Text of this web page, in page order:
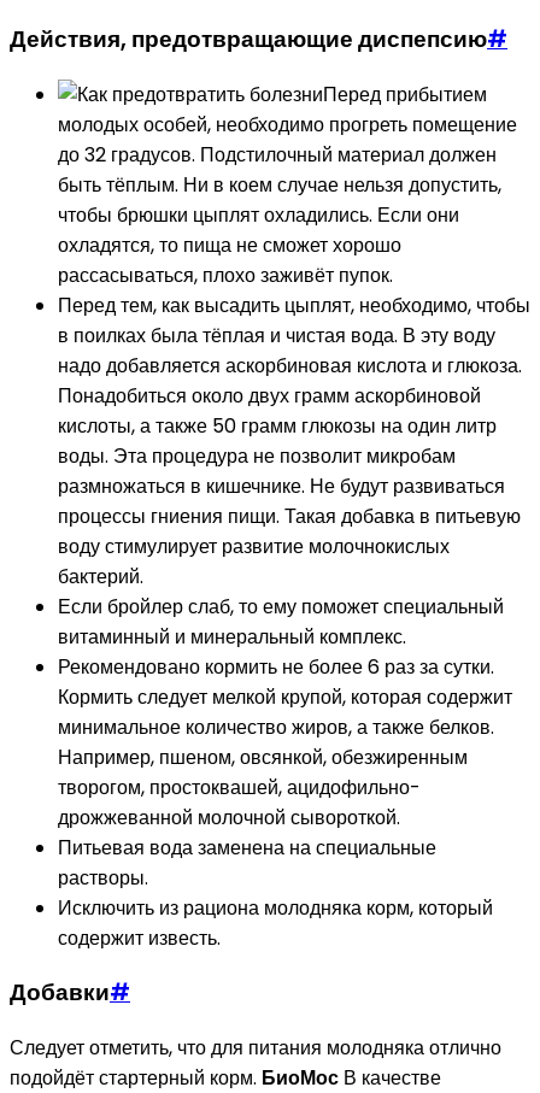
Действия, предотвращающие диспепсию#
Перед прибытием
молодых особей, необходимо прогреть помещение
до 32 градусов. Подстилочный материал должен
быть тёплым. Ни в коем случае нельзя допустить,
чтобы брюшки цыплят охладились. Если они
охладятся, то пища не сможет хорошо
рассасываться, плохо заживёт пупок.
Перед тем, как высадить цыплят, необходимо, чтобы
в поилках была тёплая и чистая вода. В эту воду
надо добавляется аскорбиновая кислота и глюкоза.
Понадобиться около двух грамм аскорбиновой
кислоты, а также 50 грамм глюкозы на один литр
воды. Эта процедура не позволит микробам
размножаться в кишечнике. Не будут развиваться
процессы гниения пищи. Такая добавка в питьевую
воду стимулирует развитие молочнокислых
бактерий.
Если бройлер слаб, то ему поможет специальный
витаминный и минеральный комплекс.
Рекомендовано кормить не более 6 раз за сутки.
Кормить следует мелкой крупой, которая содержит
минимальное количество жиров, а также белков.
Например, пшеном, овсянкой, обезжиренным
творогом, простоквашей, ацидофильно-
дрожжеванной молочной сывороткой.
Питьевая вода заменена на специальные
растворы.
Исключить из рациона молодняка корм, который
содержит известь.
Добавки#
Следует отметить, что для питания молодняка отлично
подойдёт стартерный корм. БиоМос В качестве